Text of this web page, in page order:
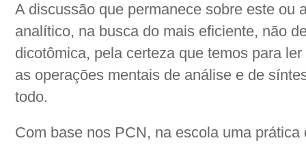
A discussão que permanece sobre este ou
analítico, na busca do mais eficiente, não
dicotômica, pela certeza que temos para
as operações mentais de análise e de
todo.
Com base nos PCN, na escola uma